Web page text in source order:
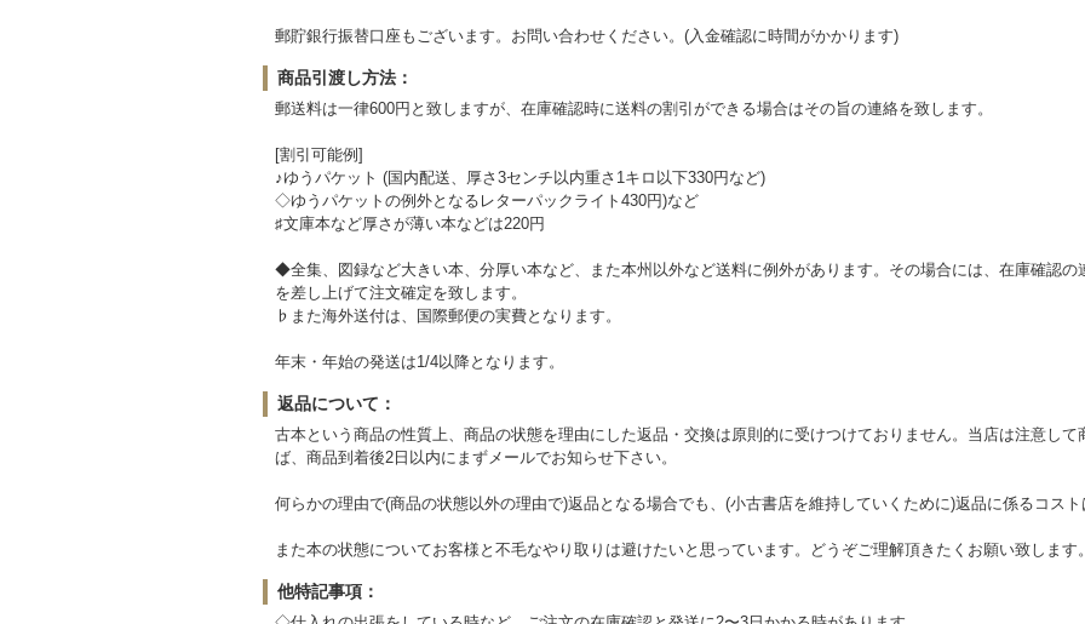
郵貯銀行振替口座もございます。お問い合わせください。(入金確認に時間がかかります)
商品引渡し方法：
郵送料は一律600円と致しますが、在庫確認時に送料の割引ができる場合はその旨の連絡を致します。
[割引可能例]
♪ゆうパケット (国内配送、厚さ3センチ以内重さ1キロ以下330円など)
◇ゆうパケットの例外となるレターパックライト430円)など
♯文庫本など厚さが薄い本などは220円
◆全集、図録など大きい本、分厚い本など、また本州以外など送料に例外があります。その場合には、在庫確認
を差し上げて注文確定を致します。
♭また海外送付は、国際郵便の実費となります。
年末・年始の発送は1/4以降となります。
返品について：
古本という商品の性質上、商品の状態を理由にした返品・交換は原則的に受けつけておりません。当店は注意し
ば、商品到着後2日以内にまずメールでお知らせ下さい。
何らかの理由で(商品の状態以外の理由で)返品となる場合でも、(小古書店を維持していくために)返品に係るコスト
また本の状態についてお客様と不毛なやり取りは避けたいと思っています。どうぞご理解頂きたくお願い致します。
他特記事項：